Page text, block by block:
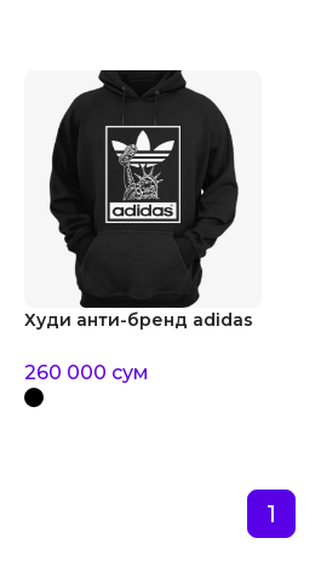
Худи анти-бренд adidas
260 000 сум
1